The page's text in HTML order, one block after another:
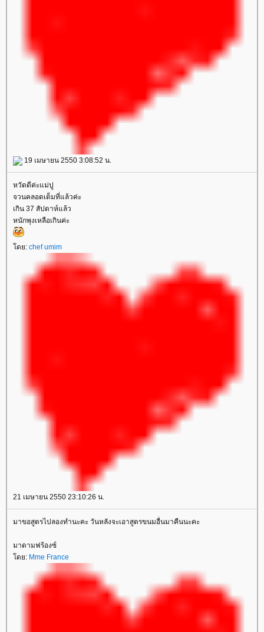
19 เมษายน 2550 3:08:52 น.
หวัดดีค่ะแม่ปู
จวนคลอดเต็มที่แล้วค่ะ
เกิน 37 สัปดาห์แล้ว
หนักพุงเหลือเกินค่ะ
ดย: chef umim
21 เมษายน 2550 23:10:26 น.
มาขอสูตรไปลองทำนะคะ วันหลังจะเอาสูตรขนมอื่นมาคืนนะคะ
มาดามฟร้องซ์
ดย: Mme France